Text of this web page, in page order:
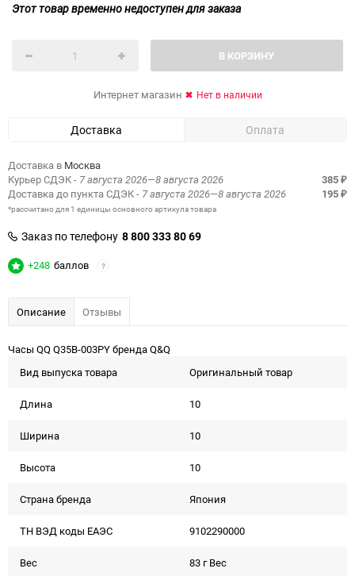
Этот товар временно недоступен для заказа
В КОРЗИНУ
Интернет магазин Нет в наличии
Доставка Оплата
Доставка в Москва
Курьер СДЭК- 7 августа 2026—8 августа 2026 385 ₽
Доставка до пункта СДЭК- 7 августа 2026—8 августа 2026 195 ₽
*рассчитано для 1 единицы основного артикула товара
Заказ по телефону 8 800 333 80 69
+248 баллов ?
Описание Отзывы
Часы QQ Q35B-003PY бренда Q&Q
Вид выпуска товара
Оригинальный товар
Длина 10
Ширина 10
Высота 10
Страна бренда Япония
ТН ВЭД коды ЕАЭС 9102290000
Вес 83 г Вес